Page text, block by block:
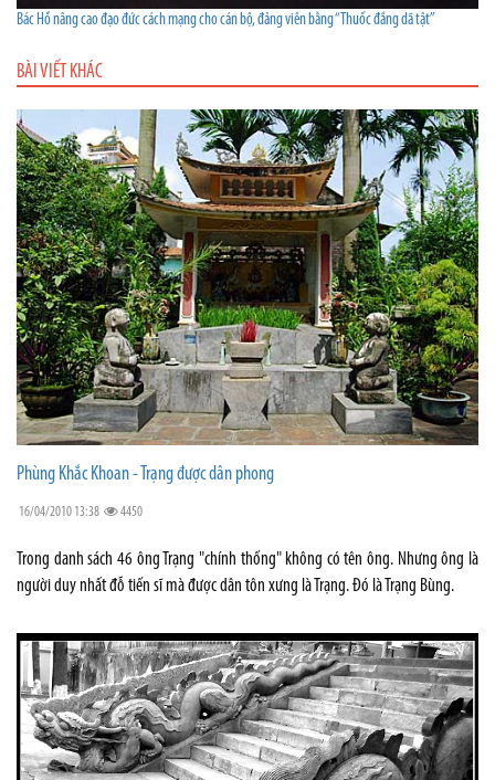
Bác Hồ nâng cao đạo đức cách mạng cho cán bộ, đảng viên bằng “Thuốc đắng dã tật”
BÀI VIẾT KHÁC
Phùng Khắc Khoan - Trạng được dân phong
16/04/2010 13:38 4450
Trong danh sách 46 ông Trạng "chính thống" không có tên ông. Nhưng ông là
người duy nhất đỗ tiến sĩ mà được dân tôn xưng là Trạng. Đó là Trạng Bùng.